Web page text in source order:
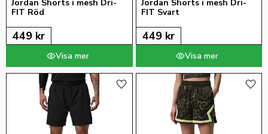
Jordan Shorts i mesh Dri-
FIT Röd
449 kr
Jordan Shorts i mesh Dri-
FIT Svart
449kr
Lägg till i favoriter